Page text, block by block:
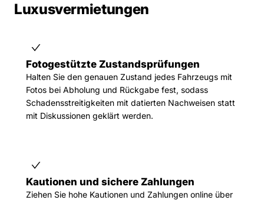
Luxusvermietungen
Fotogestützte Zustandsprüfungen
Halten Sie den genauen Zustand jedes Fahrzeugs mit
Fotos bei Abholung und Rückgabe fest, sodass
Schadensstreitigkeiten mit datierten Nachweisen statt
mit Diskussionen geklärt werden.
Kautionen und sichere Zahlungen
Ziehen Sie hohe Kautionen und Zahlungen online über